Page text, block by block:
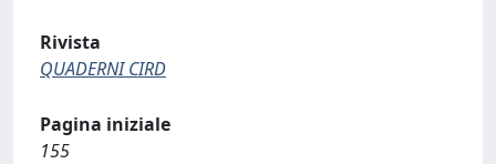
Rivista
QUADERNI CIRD
Pagina iniziale
155